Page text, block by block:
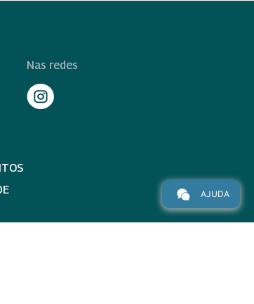
Nas redes
AJUDA